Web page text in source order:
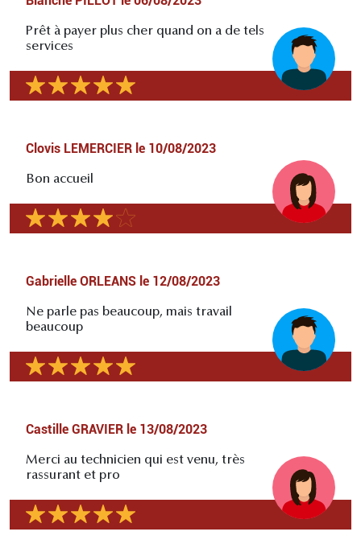
Prêt à payer plus cher quand on a de tels
services
Clovis LEMERCIER le 10/08/2023
Bon accueil
Gabrielle ORLEANS le 12/08/2023
Ne parle pas beaucoup, mais travail
beaucoup
Castille GRAVIER le 13/08/2023
Merci au technicien qui est venu, très
rassurant et pro